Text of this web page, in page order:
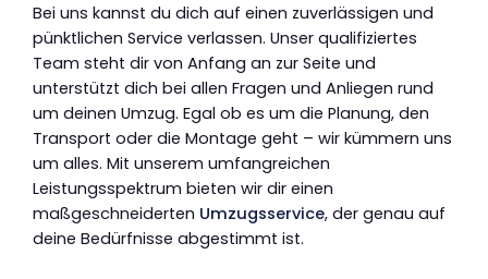
Bei uns kannst du dich auf einen zuverlässigen und
pünktlichen Service verlassen. Unser qualifiziertes
Team steht dir von Anfang an zur Seite und
unterstützt dich bei allen Fragen und Anliegen rund
um deinen Umzug. Egal ob es um die Planung, den
Transport oder die Montage geht – wir kümmern uns
um alles. Mit unserem umfangreichen
Leistungsspektrum bieten wir dir einen
maßgeschneiderten Umzugsservice, der genau auf
deine Bedürfnisse abgestimmt ist.